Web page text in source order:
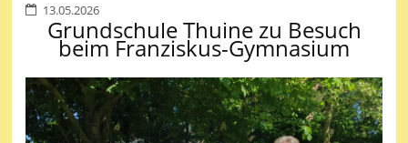
13.05.2026
Grundschule Thuine zu Besuch
beim Franziskus-Gymnasium